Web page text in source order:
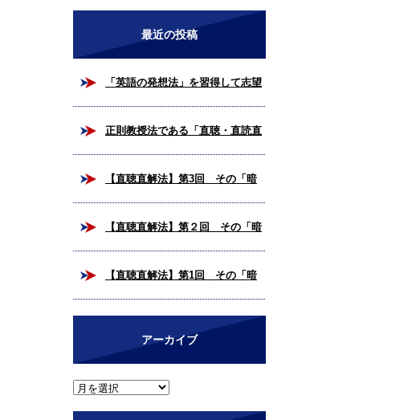
最近の投稿
「英語の発想法」を習得して志望
校合格を掴み取ろう！
正則教授法である「直聴・直読直
解法」とは？
【直聴直解法】第3回 その「暗
号解読」、いつまで続けますか？
（完結編）
【直聴直解法】第２回 その「暗
号解読」、いつまで続けますか？
【直聴直解法】第1回 その「暗
号解読」、いつまで続けますか？
アーカイブ